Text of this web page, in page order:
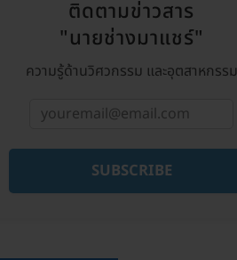
ติดตามข่าวสาร
"นายช่างมาแชร์"
ความรู้ด้านวิศวกรรม และอุตสาหกรรม
SUBSCRIBE